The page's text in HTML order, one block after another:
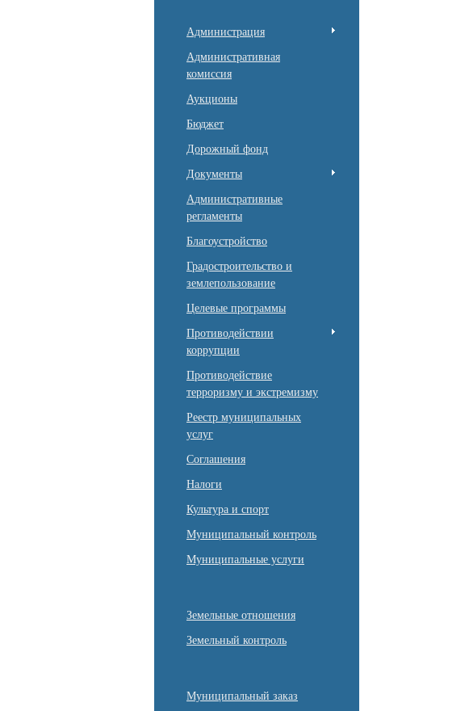
Администрация
Административная
комиссия
Аукционы
Бюджет
Дорожный фонд
Документы
Административные
регламенты
Благоустройство
Градостроительство и
землепользование
Целевые программы
Противодействии
коррупции
Противодействие
терроризму и экстремизму
Реестр муниципальных
услуг
Соглашения
Налоги
Культура и спорт
Муниципальный контроль
Муниципальные услуги
Земельные отношения
Земельный контроль
Муниципальный заказ